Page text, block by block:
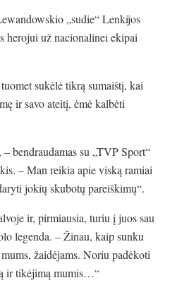
„sudie“ Lenkijos
herojui už nacionalinei ekipai
sukėlė tikrą sumaištį, kai
ir savo ateitį, ėmė kalbėti
bendraudamas su „TVP Sport“
– Man reikia apie viską ramiai
jokių skubotų pareiškimų“.
ir, pirmiausia, turiu į juos sau
legenda. – Žinau, kaip sunku
žaidėjams. Noriu padėkoti
ir tikėjimą mumis…“